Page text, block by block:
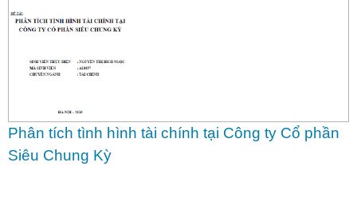
Phân tích tình hình tài chính tại Công ty Cổ phần
Siêu Chung Kỳ